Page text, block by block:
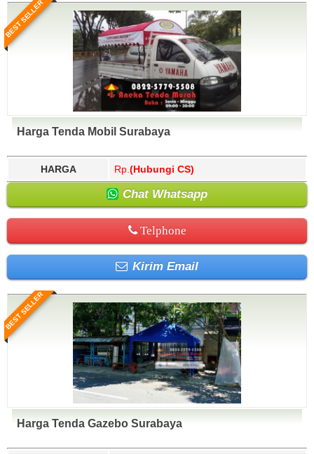
BEST SELLER
Harga Tenda Mobil Surabaya
HARGA Rp. (Hubungi CS)
Chat Whatsapp
Telphone
Kirim Email
BEST SELLER
Harga Tenda Gazebo Surabaya